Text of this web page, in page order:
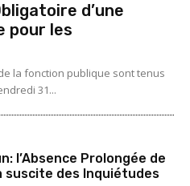
d’une
pour les
la fonction publique sont tenus
31...
l’Absence Prolongée de
suscite des Inquiétudes